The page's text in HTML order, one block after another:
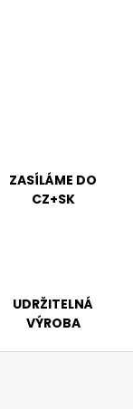
ZASÍLÁME DO
CZ+SK
UDRŽITELNÁ
VÝROBA